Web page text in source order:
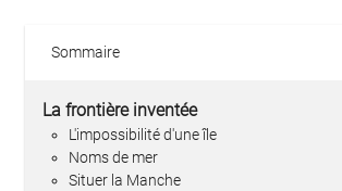
Sommaire
La frontière inventée
L'impossibilité d'une île
Noms de mer
Situer la Manche